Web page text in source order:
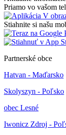
Priamo vo vašom
Stiahnite si našu
Partnerské obce
Hatvan - Maďarsko
Skolyszyn - Poľsko
obec Lesné
Iwonicz Zdroj -